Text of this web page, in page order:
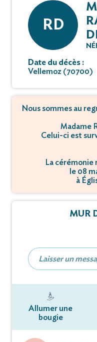
RD
Date du décès :
Vellemoz (70700)
Nous sommes au
Madame
Celui-ci est
La cérémonie
le 08
à
MUR
Allumer une
bougie